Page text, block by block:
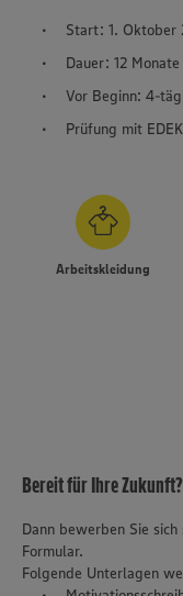
Start: 1. Oktober
Dauer: 12
Vor Beginn: 4-
Prüfung mit
Arbeitskleidung
Bereit für Ihre Zukunft?
Dann bewerben Sie
Formular.
Folgende Unterlagen